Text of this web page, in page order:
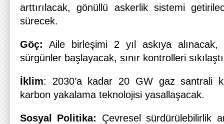
arttırılacak, gönüllü askerlik sistemi
sürecek.
Göç: Aile birleşimi 2 yıl askıya alınacak,
sürgünler başlayacak, sınır kontrolleri
İklim: 2030’a kadar 20 GW gaz santrali
karbon yakalama teknolojisi yasallaşacak.
Sosyal Politika: Çevresel sürdürülebilirlik